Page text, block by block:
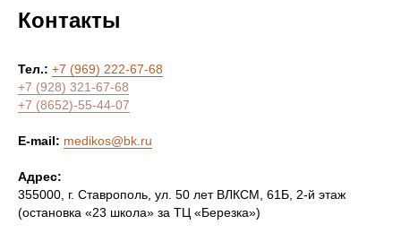
Контакты
Тел.: +7 (969) 222-67-68
+7 (928) 321-67-68
+7 (8652)-55-44-07
E-mail: medikos@bk.ru
Адрес:
355000, г. Ставрополь, ул. 50 лет ВЛКСМ, 61Б, 2-й этаж
(остановка «23 школа» за ТЦ «Березка»)